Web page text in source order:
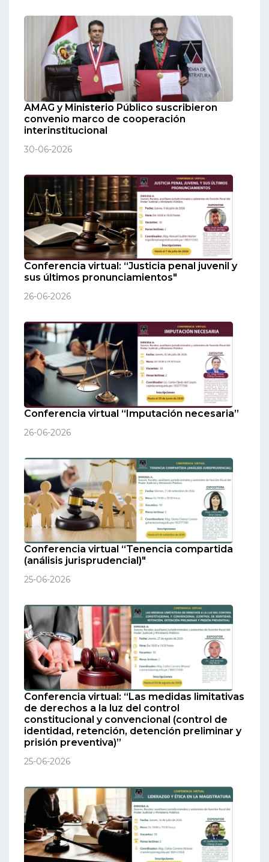
AMAG y Ministerio Público suscribieron
convenio marco de cooperación
interinstitucional
30-06-2026
Conferencia virtual: “Justicia penal juvenil y
sus últimos pronunciamientos"
26-06-2026
Conferencia virtual “Imputación necesaria”
26-06-2026
Conferencia virtual “Tenencia compartida
(análisis jurisprudencial)"
25-06-2026
Conferencia virtual: “Las medidas limitativas
de derechos a la luz del control
constitucional y convencional (control de
identidad, retención, detención preliminar y
prisión preventiva)”
25-06-2026